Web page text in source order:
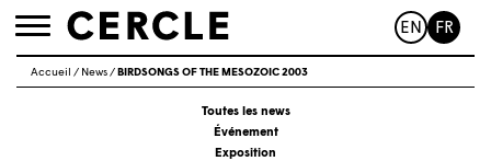
Toggle
EN FR
Accueil / News/ BIRDSONGS OF THE MESOZOIC 2003
Toutes les news
Événement
Exposition